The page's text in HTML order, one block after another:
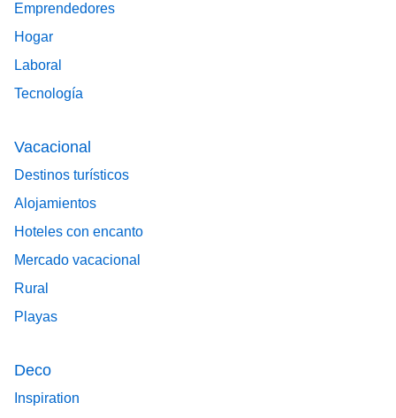
Emprendedores
Hogar
Laboral
Tecnología
Vacacional
Destinos turísticos
Alojamientos
Hoteles con encanto
Mercado vacacional
Rural
Playas
Deco
Inspiration